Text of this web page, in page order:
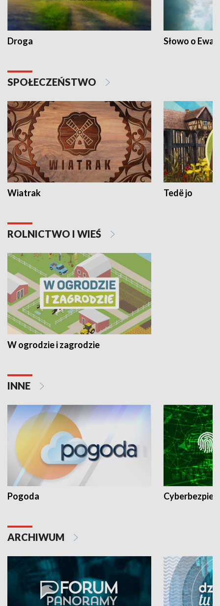
Droga Słowo o
SPOŁECZEŃSTWO
Wiatrak Tedë jo
ROLNICTWO I WIEŚ
W ogrodzie i zagrodzie
INNE
Pogoda
ARCHIWUM